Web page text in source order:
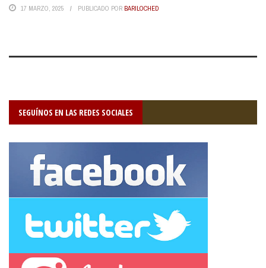
17 MARZO, 2025 PUBLICADO POR BARILOCHED
SEGUÍNOS EN LAS REDES SOCIALES